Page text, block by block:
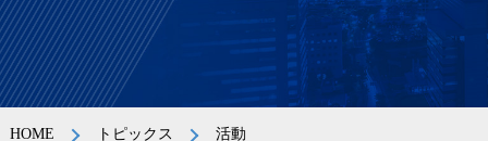
HOME トピックス 活動